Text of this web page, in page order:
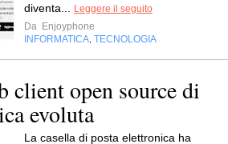
diventa...
Leggere il seguito
Da Enjoyphone
INFORMATICA TECNOLOGIA
client open source di
evoluta
La casella di posta elettronica ha